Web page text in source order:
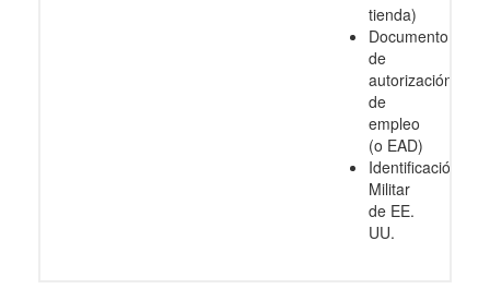
tienda)
Documento
de
autorización
de
empleo
(o EAD)
Identificación
Militar
de EE.
UU.